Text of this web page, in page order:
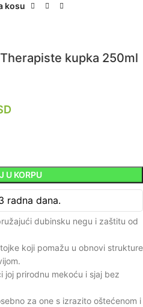
kosu
kupka 250ml
U KORPU
radna dana.
dubinsku negu i zaštitu od
koji pomažu u obnovi strukture
joj prirodnu mekoću i sjaj bez
za one s izrazito oštećenom i